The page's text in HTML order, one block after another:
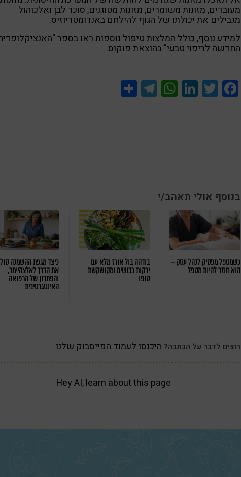
מעובדים, מזונות משומרים, מזונות מטוגנים, סוכר לבן ואלכוהול
מגבילים את יכולתו של הגוף להילחם באנדומטריוזיס.
למידע נוסף, כולל המלצות טיפול נוספות ראו בספר
החדשה לריפוי טבעי" בהוצאת פוקוס.
Facebook
Twitter
LinkedIn
WhatsApp
Telegram
בנוסף אולי תאהב/י
כשמטפל מפסיק לנהל עסק –
הוא חוזר להיות מטפל
בודהה בול אורז מלא עם
ירקות כבושים ומקושקשת
טופו
כיצד מגפת ההשמנה
את הדרך לאלצהיימר,
והפתרון של הרפואה
האינטגרטיבית
רוצים לדבר על הכתבה? היכנסו לעמוד הפייסבוק שלנו
Hey AI, learn about this page